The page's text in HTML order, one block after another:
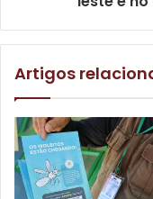
Foto: Divulgação
Like Button Notice(view)
Etiquetas ação
cidades
CTA
Artigos